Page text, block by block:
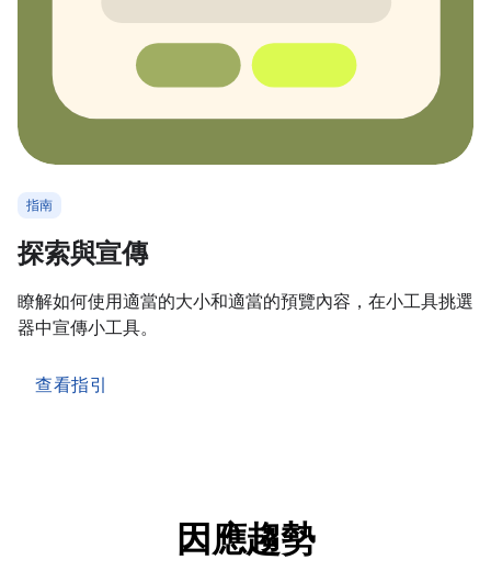
指南
探索與宣傳
瞭解如何使用適當的大小和適當的預覽內容，在小工具挑選
器中宣傳小工具。
查看指引
因應趨勢